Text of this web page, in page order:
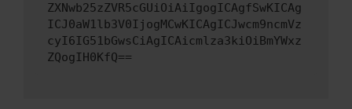
ZXNwb25zZVR5cGUiOiAiIgogICAgfSwKICAg
ICJ0aW1lb3V0IjogMCwKICAgICJwcm9ncmVz
cyI6IG51bGwsCiAgICAicmlza3kiOiBmYWxz
ZQogIH0KfQ==